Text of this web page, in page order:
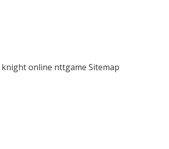
knight online nttgame Sitemap